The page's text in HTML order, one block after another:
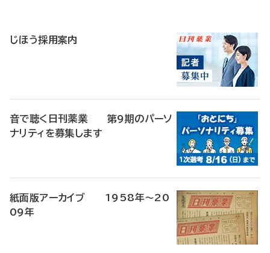
じほう採用案内
音で聴く日刊薬業 第9期のパーソ
ナリティを募集します
紙面版アーカイブ 1958年～20
09年